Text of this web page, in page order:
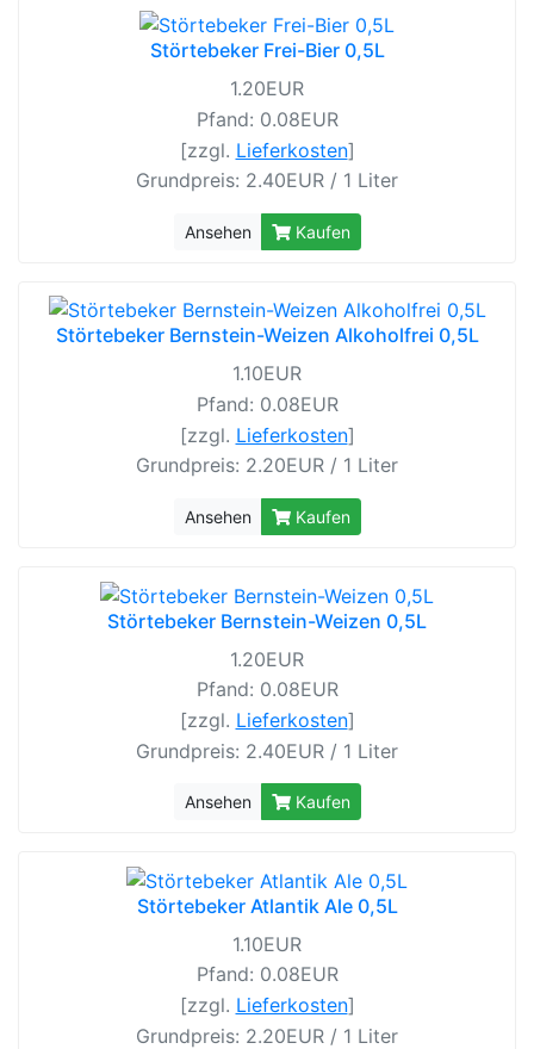
Störtebeker Frei-Bier 0,5L
1.20EUR
Pfand: 0.08EUR
[zzgl. Lieferkosten]
Grundpreis: 2.40EUR / 1 Liter
Ansehen Kaufen
Störtebeker Bernstein-Weizen Alkoholfrei 0,5L
1.10EUR
Pfand: 0.08EUR
[zzgl. Lieferkosten]
Grundpreis: 2.20EUR / 1 Liter
Ansehen Kaufen
Störtebeker Bernstein-Weizen 0,5L
1.20EUR
Pfand: 0.08EUR
[zzgl. Lieferkosten]
Grundpreis: 2.40EUR / 1 Liter
Ansehen Kaufen
Störtebeker Atlantik Ale 0,5L
1.10EUR
Pfand: 0.08EUR
[zzgl. Lieferkosten]
Grundpreis: 2.20EUR / 1 Liter